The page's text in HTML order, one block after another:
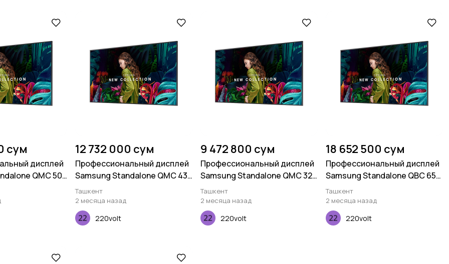
сум
дисплей
QMC 50
12 732 000 сум
Профессиональный дисплей
Samsung Standalone QMC 43
дюймов
Ташкент
2 месяца назад
220volt
9 472 800 сум
Профессиональный дисплей
Samsung Standalone QMC 32
дюймов
Ташкент
2 месяца назад
220volt
18 652 500 сум
Профессиональный дисплей
Samsung Standalone QBC 65
дюймов
Ташкент
2 месяца назад
220volt